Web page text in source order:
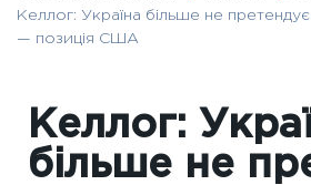
Келлог: Україна більше не
— позиція США
Келлог:
більше не